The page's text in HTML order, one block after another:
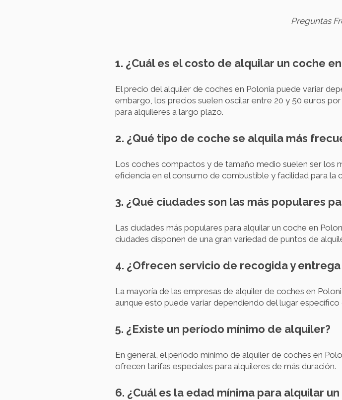
Preguntas
1. ¿Cuál es el costo de alquilar un coche
El precio del alquiler de coches en Polonia puede variar
embargo, los precios suelen oscilar entre 20 y 50 euros
para alquileres a largo plazo.
2. ¿Qué tipo de coche se alquila más
Los coches compactos y de tamaño medio suelen ser los
eficiencia en el consumo de combustible y facilidad para la
3. ¿Qué ciudades son las más populares
Las ciudades más populares para alquilar un coche en
ciudades disponen de una gran variedad de puntos de
4. ¿Ofrecen servicio de recogida y entrega
La mayoría de las empresas de alquiler de coches en
aunque esto puede variar dependiendo del lugar específico
5. ¿Existe un período mínimo de alquiler?
En general, el período mínimo de alquiler de coches en
ofrecen tarifas especiales para alquileres de más duración.
6. ¿Cuál es la edad mínima para alquilar